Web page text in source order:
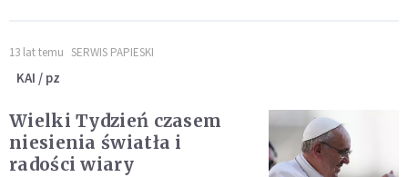
13 lat temu SERWIS PAPIESKI
KAI / pz
Wielki Tydzień czasem
niesienia światła i
radości wiary